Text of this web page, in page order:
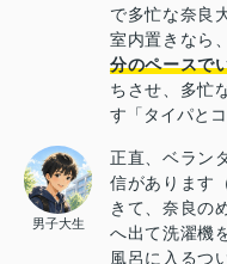
で多忙な奈良
室内置きなら
分のペースで
ちさせ、多忙
す「タイパと
男子大生
正直、ベラン
信があります
きて、奈良の
へ出て洗濯機
風呂に入るつ